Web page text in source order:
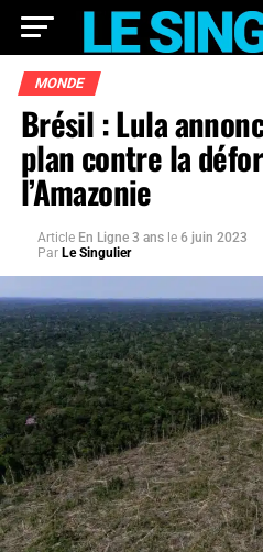
MONDE
Brésil : Lula
plan contre la
l’Amazonie
Article En Ligne 3 ans le 6 juin 2023
Par Le Singulier